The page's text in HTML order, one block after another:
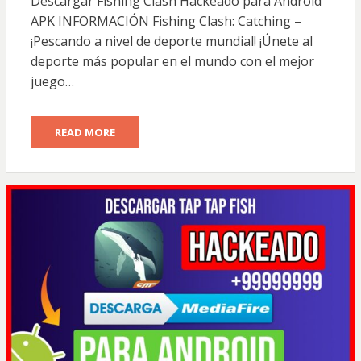
APK INFORMACIÓN Fishing Clash: Catching –
¡Pescando a nivel de deporte mundial! ¡Únete al
deporte más popular en el mundo con el mejor
juego…
READ MORE